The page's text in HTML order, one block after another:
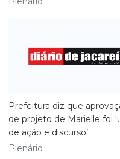
Prefeitura diz que
de projeto de Marielle foi
de ação e discurso’
Plenário